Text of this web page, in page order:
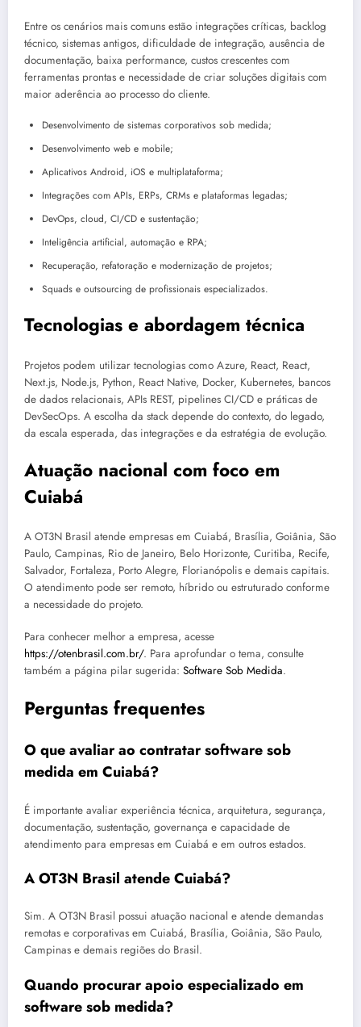
Entre os cenários mais comuns estão integrações críticas, backlog
técnico, sistemas antigos, dificuldade de integração, ausência de
documentação, baixa performance, custos crescentes com
ferramentas prontas e necessidade de criar soluções digitais com
maior aderência ao processo do cliente.
Desenvolvimento de sistemas corporativos sob medida;
Desenvolvimento web e mobile;
Aplicativos Android, iOS e multiplataforma;
Integrações com APIs, ERPs, CRMs e plataformas legadas;
DevOps, cloud, CI/CD e sustentação;
Inteligência artificial, automação e RPA;
Recuperação, refatoração e modernização de projetos;
Squads e outsourcing de profissionais especializados.
Tecnologias e abordagem técnica
Projetos podem utilizar tecnologias como Azure, React, React,
Next.js, Node.js, Python, React Native, Docker, Kubernetes, bancos
de dados relacionais, APIs REST, pipelines CI/CD e práticas de
DevSecOps. A escolha da stack depende do contexto, do legado,
da escala esperada, das integrações e da estratégia de evolução.
Atuação nacional com foco em
Cuiabá
A OT3N Brasil atende empresas em Cuiabá, Brasília, Goiânia, São
Paulo, Campinas, Rio de Janeiro, Belo Horizonte, Curitiba, Recife,
Salvador, Fortaleza, Porto Alegre, Florianópolis e demais capitais.
O atendimento pode ser remoto, híbrido ou estruturado conforme
a necessidade do projeto.
Para conhecer melhor a empresa, acesse
https://otenbrasil.com.br/. Para aprofundar o tema, consulte
também a página pilar sugerida: Software Sob Medida.
Perguntas frequentes
O que avaliar ao contratar software sob
medida em Cuiabá?
É importante avaliar experiência técnica, arquitetura, segurança,
documentação, sustentação, governança e capacidade de
atendimento para empresas em Cuiabá e em outros estados.
A OT3N Brasil atende Cuiabá?
Sim. A OT3N Brasil possui atuação nacional e atende demandas
remotas e corporativas em Cuiabá, Brasília, Goiânia, São Paulo,
Campinas e demais regiões do Brasil.
Quando procurar apoio especializado em
software sob medida?